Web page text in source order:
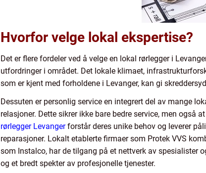
Hvorfor velge lokal ekspertise?
Det er flere fordeler ved å velge en lokal rørlegger i
utfordringer i området. Det lokale klimaet,
som er kjent med forholdene i Levanger, kan gi
Dessuten er personlig service en integrert del av mange
relasjoner. Dette sikrer ikke bare bedre service, men også
rørlegger Levangerforstår deres unike behov og leverer
reparasjoner. Lokalt etablerte firmaer som Protek VVS
som Instalco, har de tilgang på et nettverk av spesialister
og et bredt spekter av profesjonelle tjenester.